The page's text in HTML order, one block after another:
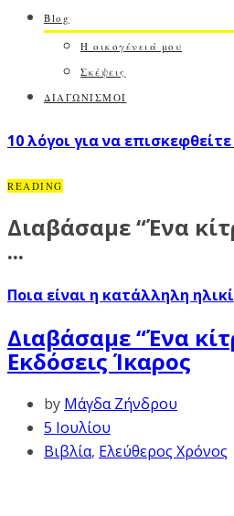
Blog
Η οικογένειά μου
Σκέψεις
ΔΙΑΓΩΝΙΣΜΟΙ
10 λόγοι για να επισκεφθείτε
READING
Διαβάσαμε “Ένα
...
Ποια είναι η κατάλληλη
Διαβάσαμε “Ένα
Εκδόσεις Ίκαρος
by Μάγδα Ζήνδρου
5 Ιουλίου
Βιβλία, Ελεύθερος Χρόνος